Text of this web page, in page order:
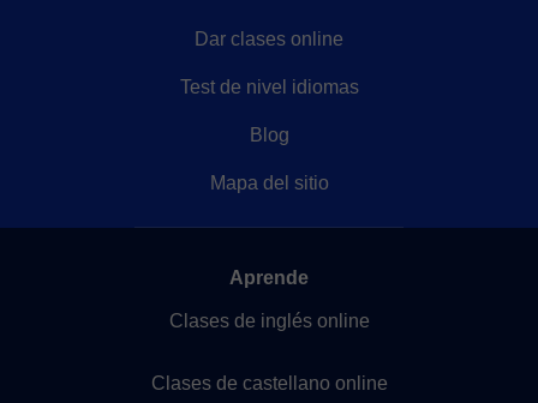
Dar clases online
Test de nivel idiomas
Blog
Mapa del sitio
Aprende
Clases de inglés online
Clases de castellano online